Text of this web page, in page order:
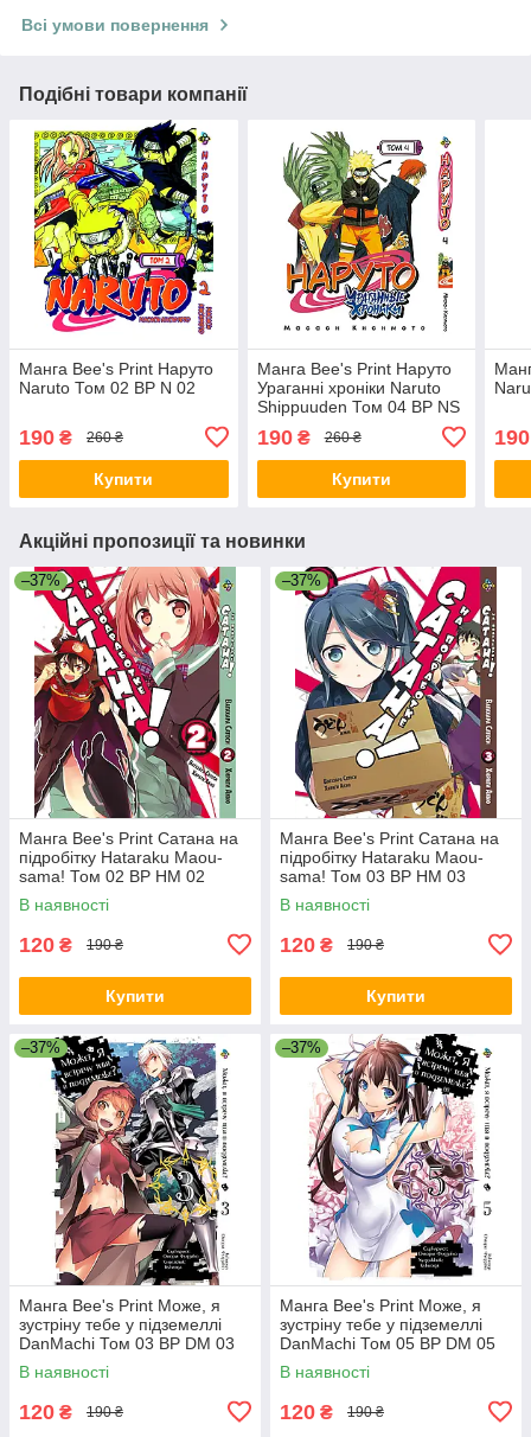
Всі умови повернення
Подібні товари компанії
Манга Bee's Print Наруто
Naruto Том 02 ВР N 02
190 ₴ 260 ₴
Купити
Манга Bee's Print Наруто
Ураганні хроніки Naruto
Shippuuden Том 04 BP NS
190₴ 260 ₴
Купити
190
Акційні пропозиції та новинки
–37%
Манга Bee's Print Сатана на
підробітку Hataraku Maou-
sama! Том 02 ВР HM 02
В наявності
120 ₴ 190 ₴
Купити
–37%
Манга Bee's Print Сатана на
підробітку Hataraku Maou-
sama! Том 03 ВР HM 03
В наявності
120 ₴ 190 ₴
Купити
–37%
Манга Bee's Print Може, я
зустріну тебе у підземеллі
DanMachi Том 03 BP DM 03
В наявності
120 ₴ 190 ₴
–37%
Манга Bee's Print Може, я
зустріну тебе у підземеллі
DanMachi Том 05 BP DM 05
В наявності
120 ₴ 190 ₴